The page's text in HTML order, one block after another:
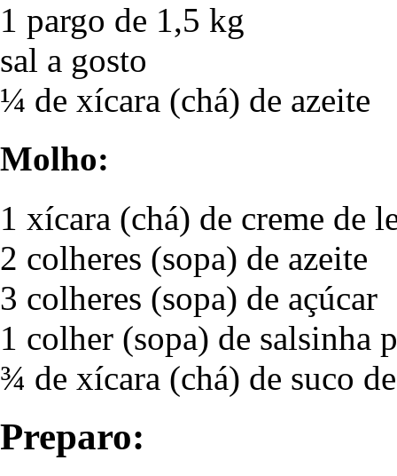
1 pargo de 1,5 kg
sal a gosto
¼ de xícara (chá) de azeite
Molho:
1 xícara (chá) de creme de
2 colheres (sopa) de azeite
3 colheres (sopa) de açúcar
1 colher (sopa) de salsinha
¾ de xícara (chá) de suco
Preparo: